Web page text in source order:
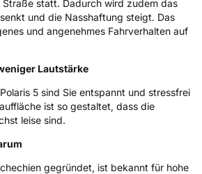
/ Alpine-SymbolJa
(GPSR)
Reifen Deutschland GmbH,
Plaza 1 30175 Hannover
statt. Dadurch wird zudem das
und die Nasshaftung steigt. Das
und angenehmes Fahrverhalten auf
Lautstärke
5 sind Sie entspannt und stressfrei
ist so gestaltet, dass die
leise sind.
gegründet, ist bekannt für hohe